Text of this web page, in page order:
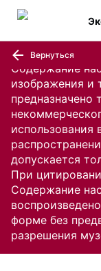
Содержание
изображения и
предназначено
использования
допускается
При
Содержание
форме без
разрешения
Вернуться